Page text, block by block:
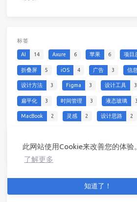
此网站使用Cookie来改善您的体验。
了解更多
知道了！
标签
AI 14 Axure 6 苹果 6 项目
折叠屏 5 iOS 4 广告 3 信
设计方法 3 Figma 3 设计工具 3
扁平化 3 时间管理 3 液态玻璃 3
MacBook 2 灵感 2 设计思路 2
图标 2